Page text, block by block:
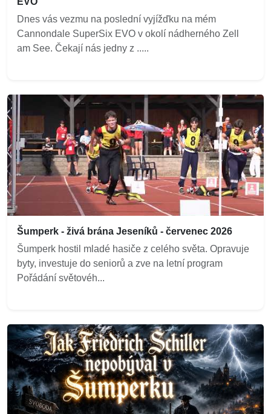
Dnes vás vezmu na poslední vyjížďku na mém
Cannondale SuperSix EVO v okolí nádherného Zell
am See. Čekají nás jedny z .....
Šumperk - živá brána Jeseníků - červenec 2026
Šumperk hostil mladé hasiče z celého světa. Opravuje
byty, investuje do seniorů a zve na letní program
Pořádání světovéh...